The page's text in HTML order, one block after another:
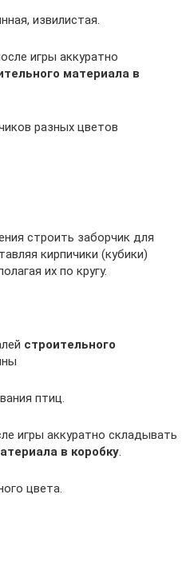
извилистая.
игры аккуратно
материала в
разных цветов
строить заборчик для
кирпичики (кубики)
их по кругу.
строительного
птиц.
игры аккуратно складывать
в коробку.
цвета.